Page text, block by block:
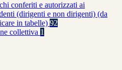
conferiti e autorizzati ai
(dirigenti e non dirigenti) (da
in tabelle) 92
collettiva 1